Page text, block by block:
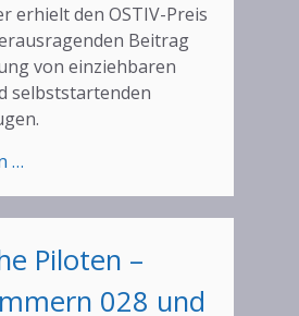
erhielt den OSTIV-Preis
Beitrag
von einziehbaren
selbststartenden
…
Preis
Walter
Binder
Piloten –
028 und